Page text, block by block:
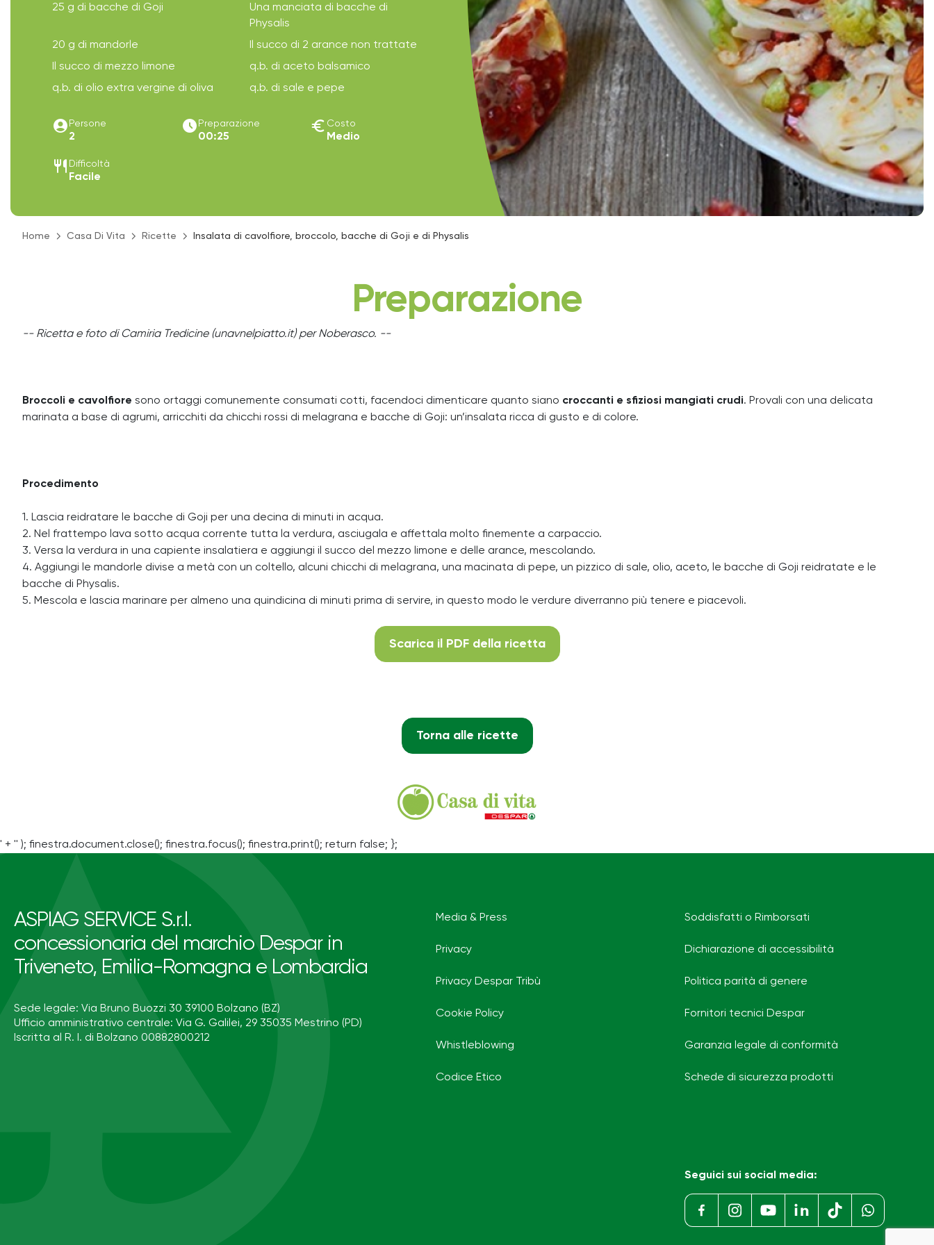
25 g di bacche di Goji
Una manciata di bacche di
Physalis
20 g di mandorle
Il succo di 2 arance non trattate
Il succo di mezzo limone
q.b. di aceto balsamico
q.b. di olio extra vergine di oliva
q.b. di sale e pepe
account_circle Persone
2
access_time_filled Preparazione
00:25
euro Costo
Medio
restaurant Difficoltà
Facile
Home Casa Di Vita Ricette Insalata di cavolfiore, broccolo, bacche di Goji e di Physalis
Preparazione
-- Ricetta e foto di Camiria Tredicine (unavnelpiatto.it) per Noberasco. --
Broccoli e cavolfiore sono ortaggi comunemente consumati cotti, facendoci dimenticare quanto siano croccanti e sfiziosi mangiati crudi. Provali con una delicata
marinata a base di agrumi, arricchiti da chicchi rossi di melagrana e bacche di Goji: un’insalata ricca di gusto e di colore.
Procedimento
1. Lascia reidratare le bacche di Goji per una decina di minuti in acqua.
2. Nel frattempo lava sotto acqua corrente tutta la verdura, asciugala e affettala molto finemente a carpaccio.
3. Versa la verdura in una capiente insalatiera e aggiungi il succo del mezzo limone e delle arance, mescolando.
4. Aggiungi le mandorle divise a metà con un coltello, alcuni chicchi di melagrana, una macinata di pepe, un pizzico di sale, olio, aceto, le bacche di Goji reidratate e le
bacche di Physalis.
5. Mescola e lascia marinare per almeno una quindicina di minuti prima di servire, in questo modo le verdure diverranno più tenere e piacevoli.
Scarica il PDF della ricetta
Torna alle ricette
' + '' ); finestra.document.close(); finestra.focus(); finestra.print(); return false; };
ASPIAG SERVICE S.r.l.
concessionaria del marchio Despar in
Triveneto, Emilia-Romagna e Lombardia
Sede legale: Via Bruno Buozzi 30 39100 Bolzano (BZ)
Ufficio amministrativo centrale: Via G. Galilei, 29 35035 Mestrino (PD)
Iscritta al R. I. di Bolzano 00882800212
Media & Press
Privacy
Privacy Despar Tribù
Cookie Policy
Whistleblowing
Codice Etico
Soddisfatti o Rimborsati
Dichiarazione di accessibilità
Politica parità di genere
Fornitori tecnici Despar
Garanzia legale di conformità
Schede di sicurezza prodotti
Seguici sui social media: